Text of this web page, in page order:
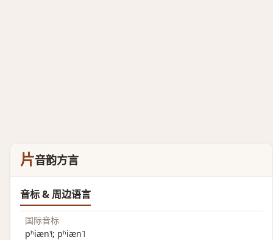
片音韵方言
音标 & 周边语言
国际音标
pʰiæn˥˧; pʰiæn˥